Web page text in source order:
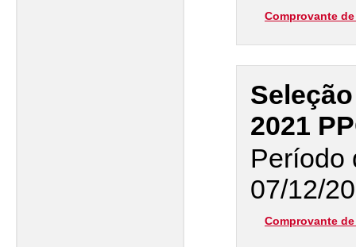
Comprovante
2021
Período
07/12/
Comprovante